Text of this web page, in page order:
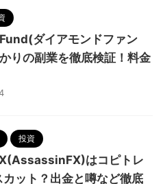
ダイアモンドファン
りの副業を徹底検証！料金
投資
はコピトレ
ット？出金と噂など徹底